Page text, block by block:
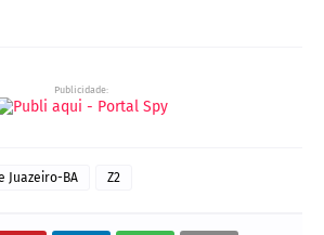
Publicidade:
Juazeiro-BA Z2